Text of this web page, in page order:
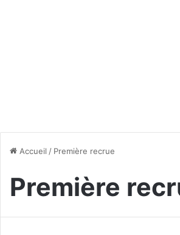
Accueil / Première recrue
Première